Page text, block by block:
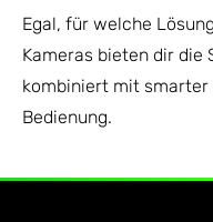
Egal, für welche
Kameras bieten dir die
kombiniert mit smarter
Bedienung.